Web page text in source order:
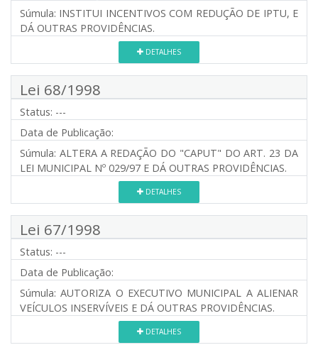
Súmula: INSTITUI INCENTIVOS COM REDUÇÃO DE IPTU, E
DÁ OUTRAS PROVIDÊNCIAS.
DETALHES
Lei 68/1998
Status: ---
Data de Publicação:
Súmula: ALTERA A REDAÇÃO DO "CAPUT" DO ART. 23 DA
LEI MUNICIPAL Nº 029/97 E DÁ OUTRAS PROVIDÊNCIAS.
DETALHES
Lei 67/1998
Status: ---
Data de Publicação:
Súmula: AUTORIZA O EXECUTIVO MUNICIPAL A ALIENAR
VEÍCULOS INSERVÍVEIS E DÁ OUTRAS PROVIDÊNCIAS.
DETALHES